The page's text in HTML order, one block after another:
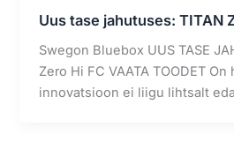
Uus tase jahutuses: TITAN
Swegon Bluebox UUS TASE
Zero Hi FC VAATA TOODET
innovatsioon ei liigu lihtsalt